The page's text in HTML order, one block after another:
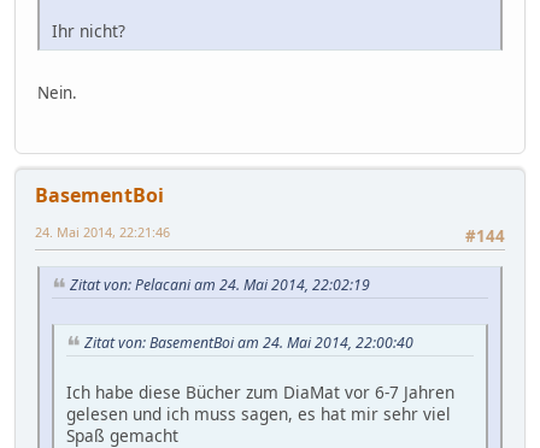
Ihr nicht?
Nein.
BasementBoi
#144
24. Mai 2014, 22:21:46
Zitat von: Pelacani am 24. Mai 2014, 22:02:19
Zitat von: BasementBoi am 24. Mai 2014, 22:00:40
Ich habe diese Bücher zum DiaMat vor 6-7 Jahren
gelesen und ich muss sagen, es hat mir sehr viel
Spaß gemacht